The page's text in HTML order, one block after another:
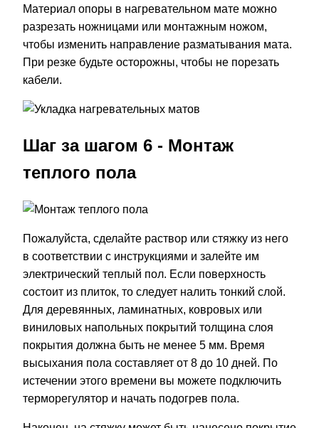
Материал опоры в нагревательном мате можно
разрезать ножницами или монтажным ножом,
чтобы изменить направление разматывания мата.
При резке будьте осторожны, чтобы не порезать
кабели.
Шаг за шагом 6 - Монтаж
теплого пола
Пожалуйста, сделайте раствор или стяжку из него
в соответствии с инструкциями и залейте им
электрический теплый пол. Если поверхность
состоит из плиток, то следует налить тонкий слой.
Для деревянных, ламинатных, ковровых или
виниловых напольных покрытий толщина слоя
покрытия должна быть не менее 5 мм. Время
высыхания пола составляет от 8 до 10 дней. По
истечении этого времени вы можете подключить
терморегулятор и начать подогрев пола.